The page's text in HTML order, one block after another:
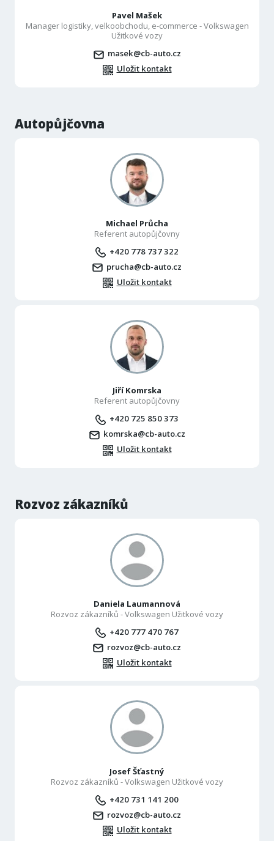
Pavel Mašek
Manager logistiky, velkoobchodu, e-commerce - Volkswagen
Užitkové vozy
masek@cb-auto.cz
Uložit kontakt
Autopůjčovna
Michael Průcha
Referent autopůjčovny
+420 778 737 322
prucha@cb-auto.cz
Uložit kontakt
Jiří Komrska
Referent autopůjčovny
+420 725 850 373
komrska@cb-auto.cz
Uložit kontakt
Rozvoz zákazníků
Daniela Laumannová
Rozvoz zákazníků - Volkswagen Užitkové vozy
+420 777 470 767
rozvoz@cb-auto.cz
Uložit kontakt
Josef Šťastný
Rozvoz zákazníků - Volkswagen Užitkové vozy
+420 731 141 200
rozvoz@cb-auto.cz
Uložit kontakt